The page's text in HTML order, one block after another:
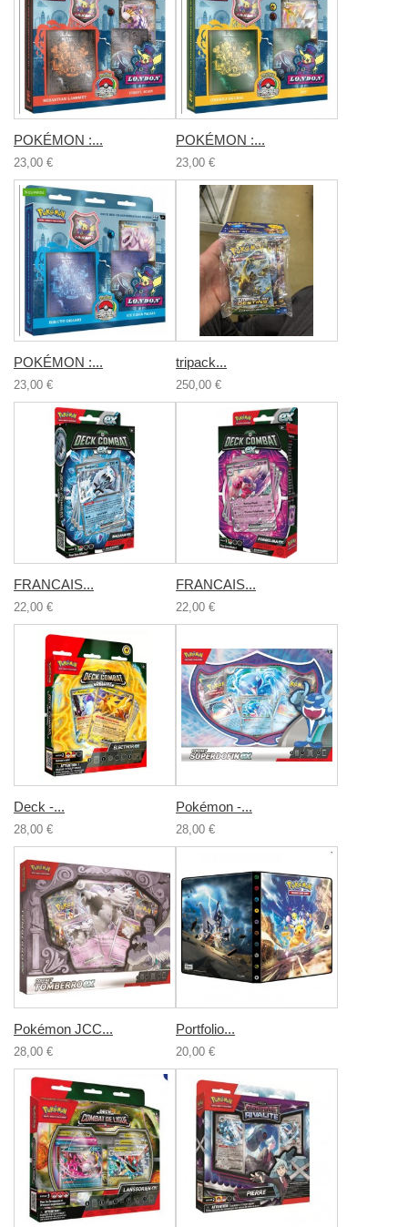
POKÉMON :...
23,00 €
POKÉMON :...
23,00 €
POKÉMON :...
23,00 €
tripack...
250,00 €
FRANCAIS...
22,00 €
FRANCAIS...
22,00 €
Deck -...
28,00 €
Pokémon -...
28,00 €
Pokémon JCC...
28,00 €
Portfolio...
20,00 €